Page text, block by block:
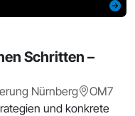
Schritten –
Nürnberg
OM7
und konkrete